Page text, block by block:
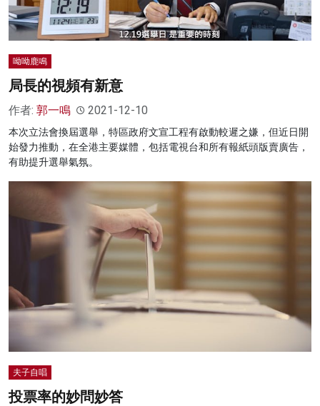
呦呦鹿鳴
局長的視頻有新意
作者: 郭一鳴 2021-12-10
本次立法會換屆選舉，特區政府文宣工程有啟動較遲之嫌，但近日開
始發力推動，在全港主要媒體，包括電視台和所有報紙頭版賣廣告，
有助提升選舉氣氛。
夫子自唱
投票率的妙問妙答